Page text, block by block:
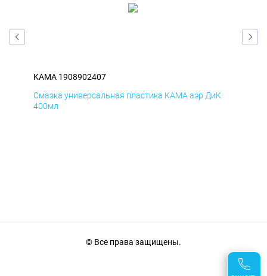
KAMA 1908902407
Смазка универсальная пластика KAMA аэр ДиК
400мл
© Все права защищены.